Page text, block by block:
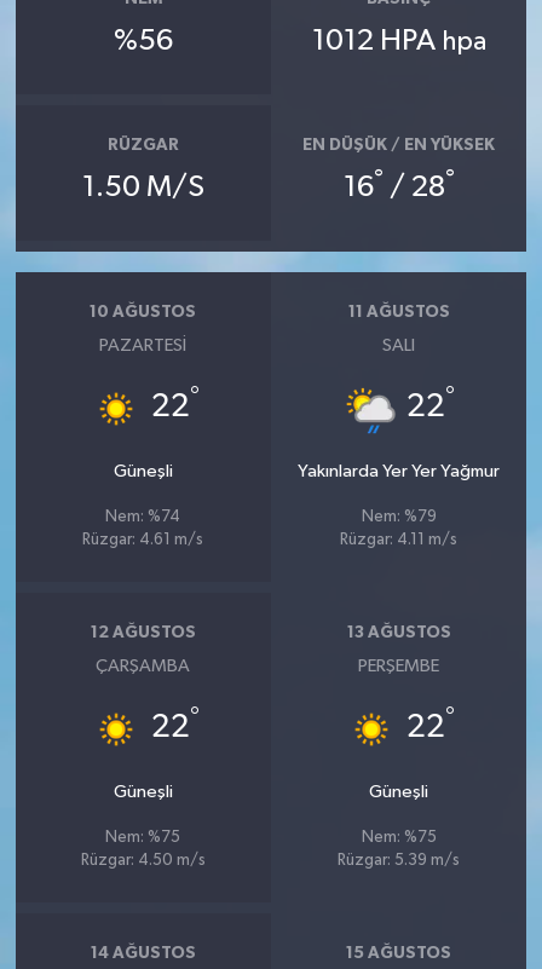
%56 1012 HPA hpa
RÜZGAR
1.50 M/S
EN DÜŞÜK / EN YÜKSEK
16° / 28°
10 AĞUSTOS
PAZARTESI
22°
Güneşli
Nem: %74
Rüzgar: 4.61 m/s
11 AĞUSTOS
SALI
22°
Yakınlarda Yer Yer Yağmur
Nem: %79
Rüzgar: 4.11 m/s
12 AĞUSTOS
ÇARŞAMBA
22°
Güneşli
Nem: %75
Rüzgar: 4.50 m/s
13 AĞUSTOS
PERŞEMBE
22°
Güneşli
Nem: %75
Rüzgar: 5.39 m/s
14 AĞUSTOS 15 AĞUSTOS